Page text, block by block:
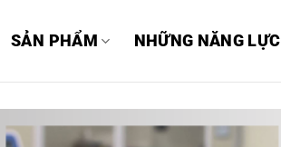
SẢN PHẨM NHỮNG NĂNG LỰC